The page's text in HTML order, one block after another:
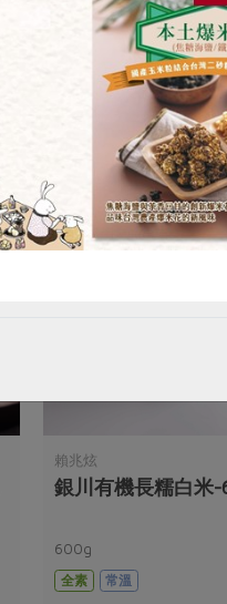
賴兆炫
銀川有機長糯白米
600g
全素
常溫